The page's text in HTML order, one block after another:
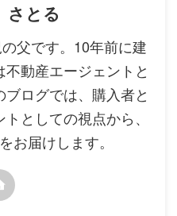
とる
父です。10年前に建
動産エージェントと
ログでは、購入者と
としての視点から、
お届けします。